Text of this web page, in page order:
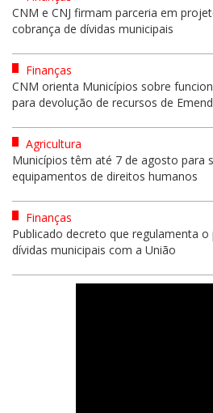
CNM e CNJ firmam parceria em
cobrança de dívidas municipais
Finanças
CNM orienta Municípios sobre
para devolução de recursos de
Agricultura
Municípios têm até 7 de agosto para
equipamentos de direitos humanos
Finanças
Publicado decreto que regulamenta
dívidas municipais com a União